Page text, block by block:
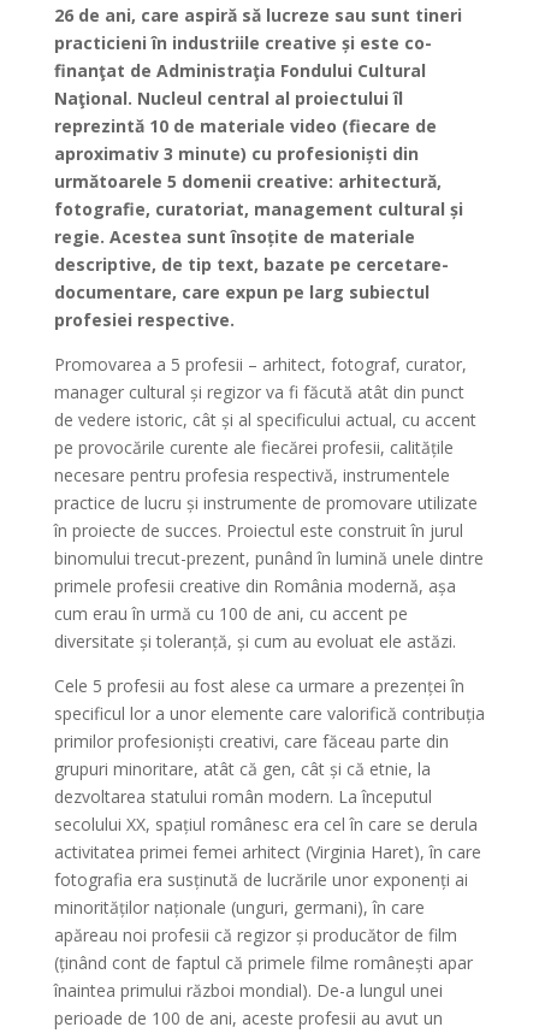
26 de ani, care aspiră să lucreze sau sunt tineri
practicieni în industriile creative și este co-
finanţat de Administraţia Fondului Cultural
Naţional. Nucleul central al proiectului îl
reprezintă 10 de materiale video (fiecare de
aproximativ 3 minute) cu profesioniști din
următoarele 5 domenii creative: arhitectură,
fotografie, curatoriat, management cultural și
regie. Acestea sunt însoțite de materiale
descriptive, de tip text, bazate pe cercetare-
documentare, care expun pe larg subiectul
profesiei respective.
Promovarea a 5 profesii – arhitect, fotograf, curator,
manager cultural și regizor va fi făcută atât din punct
de vedere istoric, cât și al specificului actual, cu accent
pe provocările curente ale fiecărei profesii, calitățile
necesare pentru profesia respectivă, instrumentele
practice de lucru și instrumente de promovare utilizate
în proiecte de succes. Proiectul este construit în jurul
binomului trecut-prezent, punând în lumină unele dintre
primele profesii creative din România modernă, așa
cum erau în urmă cu 100 de ani, cu accent pe
diversitate și toleranță, și cum au evoluat ele astăzi.
Cele 5 profesii au fost alese ca urmare a prezenței în
specificul lor a unor elemente care valorifică contribuția
primilor profesioniști creativi, care făceau parte din
grupuri minoritare, atât că gen, cât și că etnie, la
dezvoltarea statului român modern. La începutul
secolului XX, spațiul românesc era cel în care se derula
activitatea primei femei arhitect (Virginia Haret), în care
fotografia era susținută de lucrările unor exponenți ai
minorităților naționale (unguri, germani), în care
apăreau noi profesii că regizor și producător de film
(ținând cont de faptul că primele filme românești apar
înaintea primului război mondial). De-a lungul unei
perioade de 100 de ani, aceste profesii au avut un